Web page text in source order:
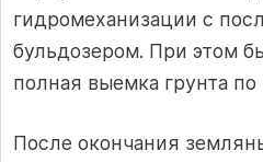
гидромеханизации с
бульдозером. При этом
полная выемка грунта по
После окончания